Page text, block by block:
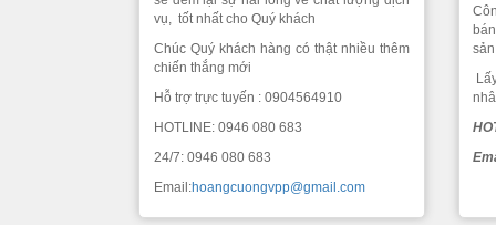
vụ, tốt nhất cho Quý khách
Chúc Quý khách hàng có thật nhiều thêm
chiến thắng mới
Hỗ trợ trực tuyến : 0904564910
HOTLINE: 0946 080 683
24/7: 0946 080 683
Email:hoangcuongvpp@gmail.com